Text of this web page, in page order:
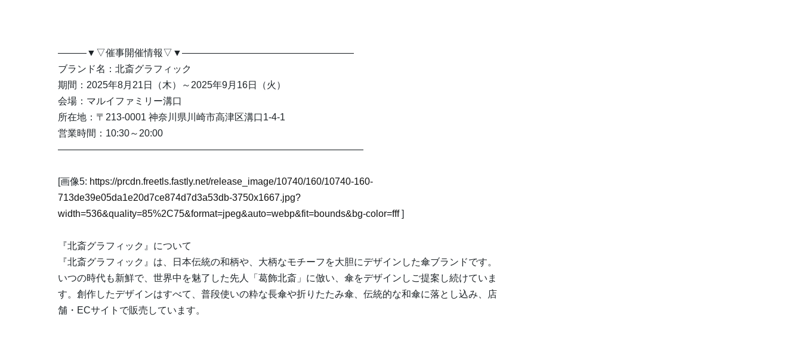
―――▼▽催事開催情報▽▼――――――――――――――――――
ブランド名：北斎グラフィック
期間：2025年8月21日（木）～2025年9月16日（火）
会場：マルイファミリー溝口
所在地：〒213-0001 神奈川県川崎市高津区溝口1-4-1
営業時間：10:30～20:00
――――――――――――――――――――――――――――――――
[画像5: https://prcdn.freetls.fastly.net/release_image/10740/160/10740-160-
713de39e05da1e20d7ce874d7d3a53db-3750x1667.jpg?
width=536&quality=85%2C75&format=jpeg&auto=webp&fit=bounds&bg-color=fff]
『北斎グラフィック』について
『北斎グラフィック』は、日本伝統の和柄や、大柄なモチーフを大胆にデザインした傘ブランドです。
いつの時代も新鮮で、世界中を魅了した先人「葛飾北斎」に倣い、傘をデザインしご提案し続けていま
す。創作したデザインはすべて、普段使いの粋な長傘や折りたたみ傘、伝統的な和傘に落とし込み、店
舗・ECサイトで販売しています。